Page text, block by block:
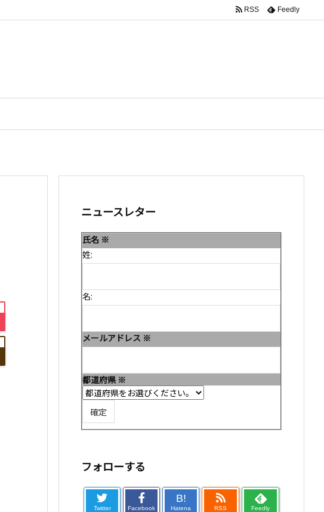
RSS Feedly
ニュースレター
氏名 ※
姓:
名:
メールアドレス ※
都道府県 ※
フォローする
Twitter Facebook
B!
Hatena RSS Feedly